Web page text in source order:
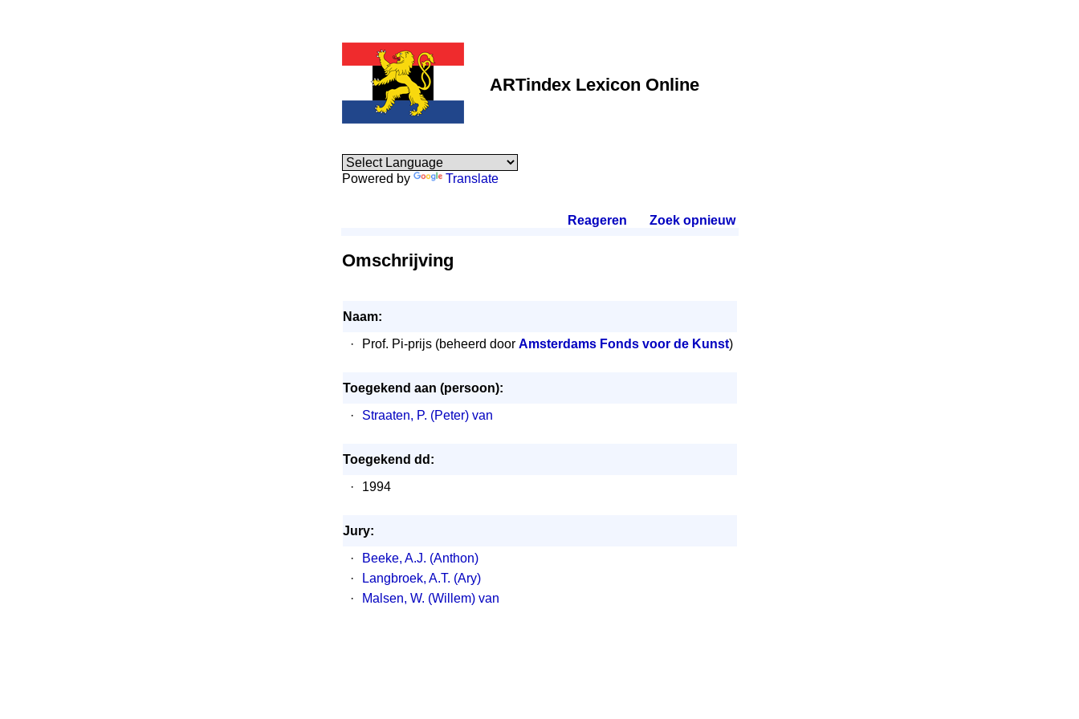
ARTindex Lexicon Online
Powered by Translate
Reageren Zoek opnieuw.
Omschrijving
Naam:
·
Prof. Pi-prijs (beheerd door Amsterdams Fonds voor de Kunst)
Toegekend aan (persoon):
·
Straaten, P. (Peter) van
Toegekend dd:
·
1994
Jury:
·
Beeke, A.J. (Anthon)
·
Langbroek, A.T. (Ary)
·
Malsen, W. (Willem) van